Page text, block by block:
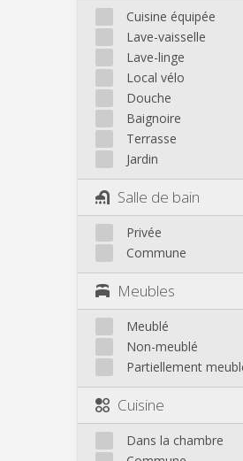
Cuisine équipée
Lave-vaisselle
Lave-linge
Local vélo
Douche
Baignoire
Terrasse
Jardin
Salle de bain
Privée
Commune
Meubles
Meublé
Non-meublé
Partiellement
Cuisine
Dans la chambre